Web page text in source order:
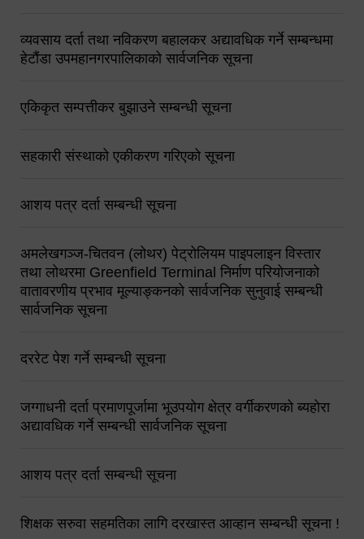
व्यवसाय दर्ता तथा नविकरण बहालकर अद्यावधिक गर्ने सम्बन्धमा
हेटौंडा उपमहानगरपालिकाको सार्वजनिक सूचना
एकिकृत सम्पत्तीकर बुझाउने सम्बन्धी सूचना
सहकारी संस्थाको एकीकरण गरिएको सूचना
आशय पत्र दर्ता सम्बन्धी सूचना
अमलेखगञ्ज-चितवन (लोथर) पेट्रोलियम पाइपलाइन विस्तार
तथा लोथरमा Greenfield Terminal निर्माण परियोजनाको
वातावरणीय प्रभाव मूल्याङ्कनको सार्वजनिक सुनुवाई सम्बन्धी
सार्वजनिक सूचना
दररेट पेश गर्ने सम्बन्धी सूचना
जग्गाधनी दर्ता प्रमाणपूर्जामा भूउपयोग क्षेत्र वर्गीकरणको ब्यहोरा
अद्यावधिक गर्ने सम्बन्धी सार्वजनिक सूचना
आशय पत्र दर्ता सम्बन्धी सूचना
शिक्षक सरुवा सहमतिका लागि दरखास्त आव्हान सम्बन्धी सूचना !